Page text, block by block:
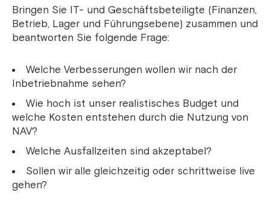
Bringen Sie IT- und Geschäftsbeteiligte (Finanzen,
Betrieb, Lager und Führungsebene) zusammen und
beantworten Sie folgende Frage:
Welche Verbesserungen wollen wir nach der
Inbetriebnahme sehen?
Wie hoch ist unser realistisches Budget und
welche Kosten entstehen durch die Nutzung von
NAV?
Welche Ausfallzeiten sind akzeptabel?
Sollen wir alle gleichzeitig oder schrittweise live
gehen?